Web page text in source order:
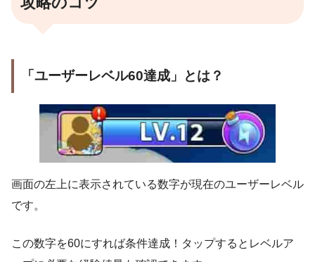
「ユーザーレベル60達成」とは？
画面の左上に表示されている数字が現在のユーザーレベル
です。
この数字を60にすれば条件達成！タップするとレベルア